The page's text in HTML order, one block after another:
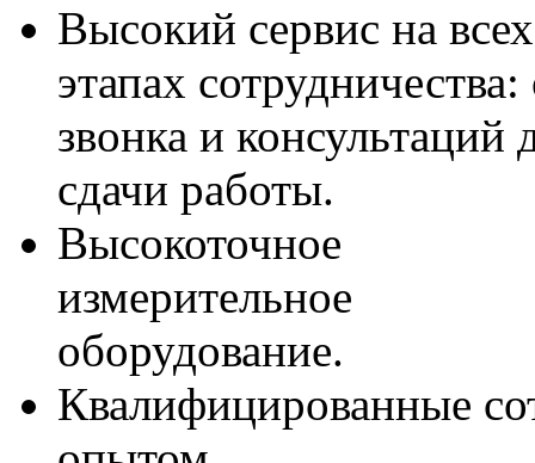
Высокий сервис на всех
этапах сотрудничества:
звонка и консультаций
сдачи работы.
Высокоточное
измерительное
оборудование.
Квалифицированные